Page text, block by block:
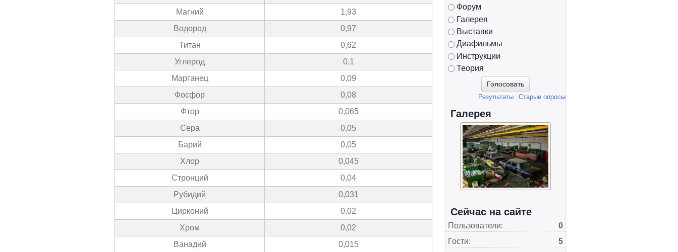
Магний
1,93
Водород
0,97
Титан
0,62
Углерод
0,1
Марганец
0,09
Фосфор
0,08
Фтор
0,065
Сера
0,05
Барий
0,05
Хлор
0,045
Стронций
0,04
Рубидий
0,031
Цирконий
0,02
Хром
0,02
Ванадий
0,015
Форум
Галерея
Выставки
Диафильмы
Инструкции
Теория
Старые опросы
Результаты
Галерея
Сейчас на сайте
Пользователи:
0
Гости:
5